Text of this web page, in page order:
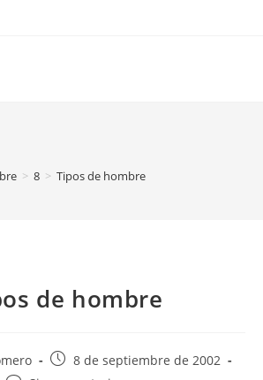
> 8 > Tipos de hombre
de hombre
Publicación
8 de septiembre de 2002